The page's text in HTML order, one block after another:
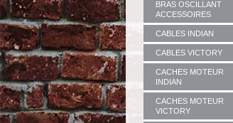
BRAS OSCILLANT
ACCESSOIRES
CABLES INDIAN
CABLES VICTORY
CACHES MOTEUR
INDIAN
CACHES MOTEUR
VICTORY